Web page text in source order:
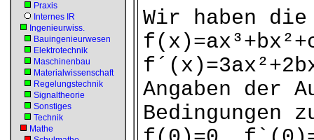
Praxis
Internes IR
Ingenieurwiss.
Bauingenieurwesen
Elektrotechnik
Maschinenbau
Materialwissenschaft
Regelungstechnik
Signaltheorie
Sonstiges
Technik
Mathe
Wir haben
Angaben der
Bedingungen